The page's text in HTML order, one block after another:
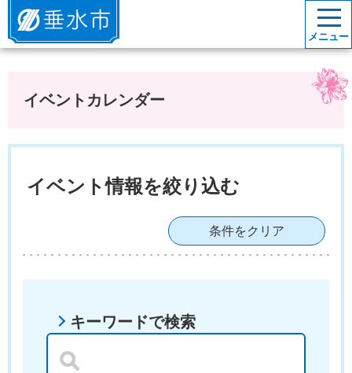
垂水市
メニュー
イベントカレンダー
イベント情報を絞り込む
条件をクリア
キーワードで検索